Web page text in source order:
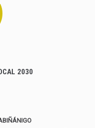
2030